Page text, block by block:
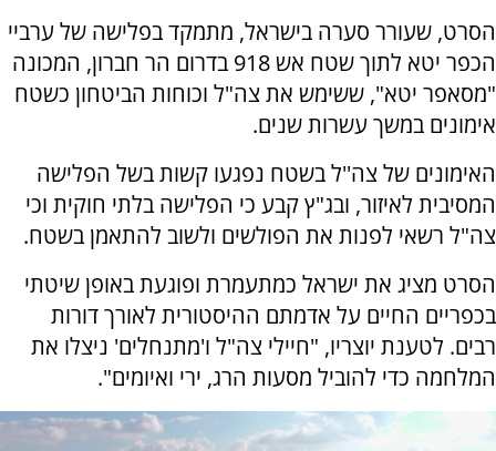
הסרט, שעורר סערה בישראל, מתמקד בפלישה של ערביי
הכפר יטא לתוך שטח אש 918 בדרום הר חברון, המכונה
"מסאפר יטא", ששימש את צה"ל וכוחות הביטחון כשטח
אימונים במשך עשרות שנים.
האימונים של צה''ל בשטח נפגעו קשות בשל הפלישה
המסיבית לאיזור, ובג"ץ קבע כי הפלישה בלתי חוקית וכי
צה"ל רשאי לפנות את הפולשים ולשוב להתאמן בשטח.
הסרט מציג את ישראל כמתעמרת ופוגעת באופן שיטתי
בכפריים החיים על אדמתם ההיסטורית לאורך דורות
רבים. לטענת יוצריו, "חיילי צה"ל ו'מתנחלים' ניצלו את
המלחמה כדי להוביל מסעות הרג, ירי ואיומים".